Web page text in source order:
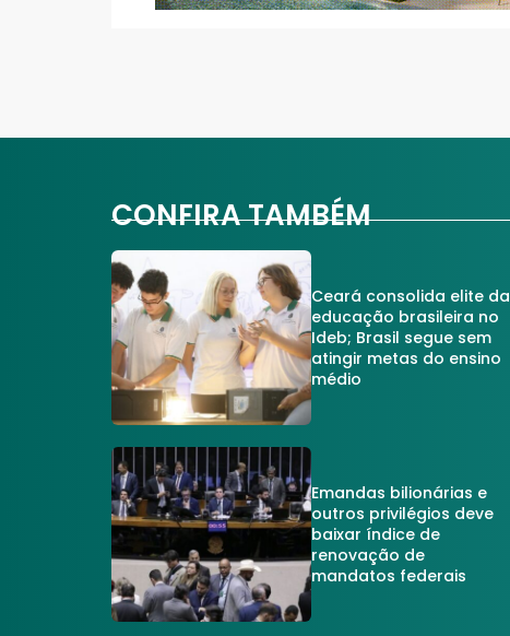
CONFIRA TAMBÉM
Ceará consolida elite da
educação brasileira no
Ideb; Brasil segue sem
atingir metas do ensino
médio
Emandas bilionárias e
outros privilégios deve
baixar índice de
renovação de
mandatos federais